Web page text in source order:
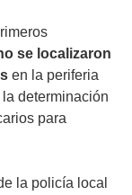
se localizaron
en la periferia
determinación
para
la policía local